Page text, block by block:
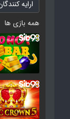
همه بازی ها